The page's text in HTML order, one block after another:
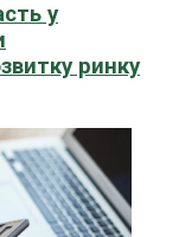
у
ринку